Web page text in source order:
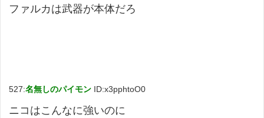
ファルカは武器が本体だろ
527:名無しのパイモン ID:x3pphtoO0
ニコはこんなに強いのに